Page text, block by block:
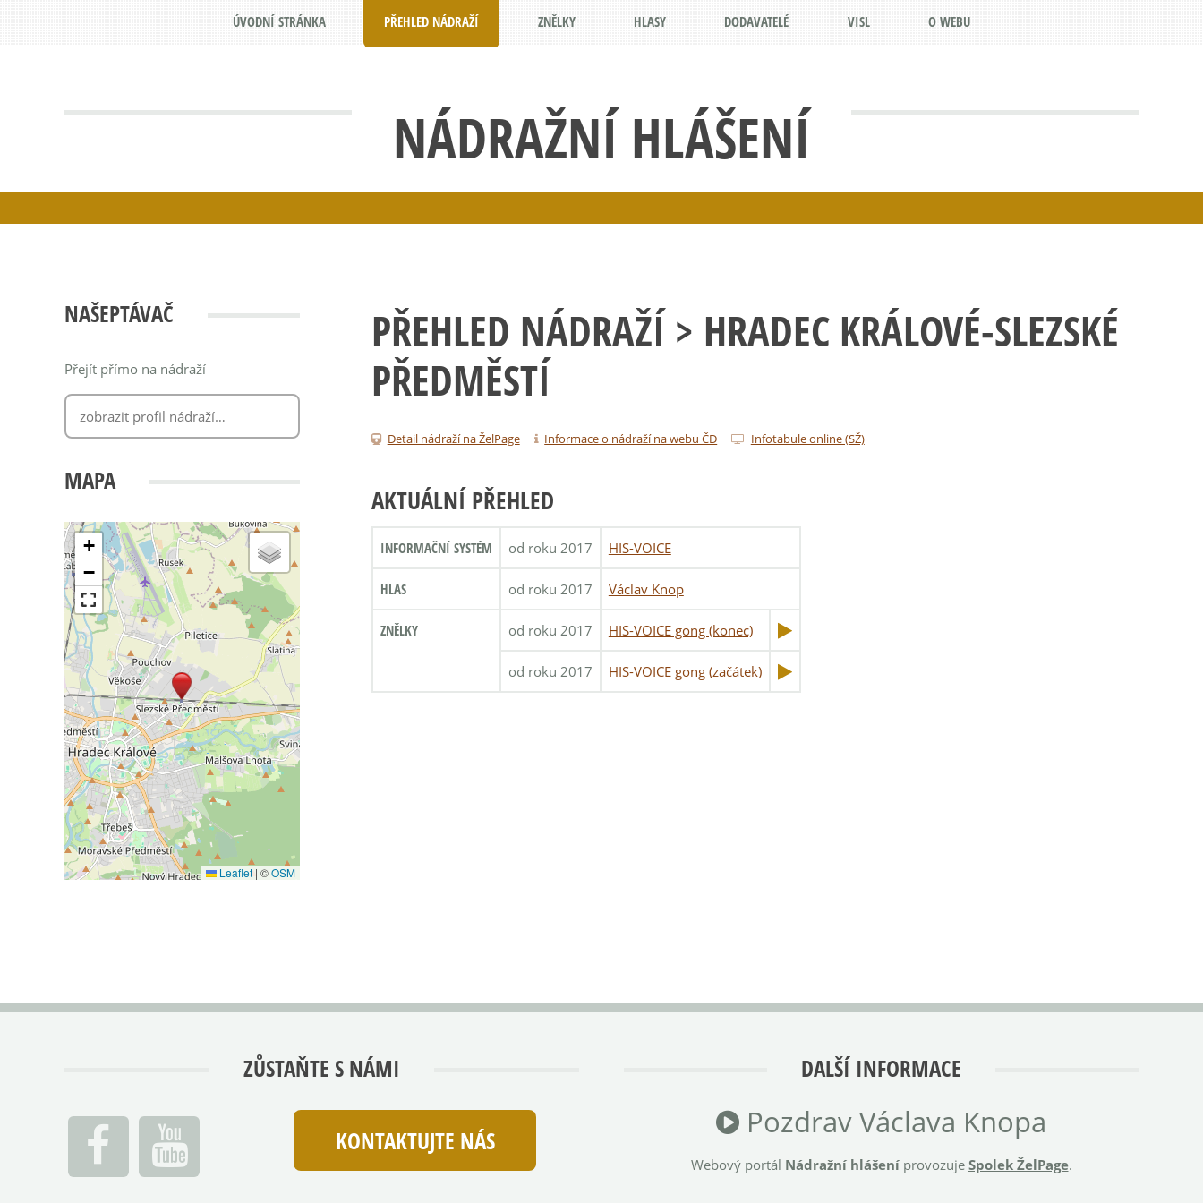
NÁDRAŽNÍ HLÁŠENÍ
ÚVODNÍ STRÁNKA PŘEHLED NÁDRAŽÍ ZNĚLKY HLASY DODAVATELÉ VISL O WEBU
NAŠEPTÁVAČ
Přejít přímo na nádraží
MAPA
+
−
Leaflet | ©OSM
PŘEHLED NÁDRAŽÍ > HRADEC KRÁLOVÉ-SLEZSKÉ
PŘEDMĚSTÍ
Detail nádraží na ŽelPage Informace o nádraží na webu ČD Infotabule online (SŽ)
AKTUÁLNÍ PŘEHLED
INFORMAČNÍ SYSTÉM od roku 2017 HIS-VOICE
HLAS od roku 2017 Václav Knop
ZNĚLKY od roku 2017 HIS-VOICE gong (konec)
od roku 2017 HIS-VOICE gong (začátek)
ZŮSTAŇTE S NÁMI
KONTAKTUJTE NÁS
DALŠÍ INFORMACE
Pozdrav Václava Knopa
Webový portál Nádražní hlášeníprovozuje Spolek ŽelPage.